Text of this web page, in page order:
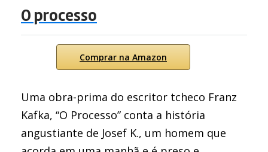
O processo
Comprar na Amazon
Uma obra-prima do escritor tcheco Franz
Kafka, “O Processo” conta a história
angustiante de Josef K., um homem que